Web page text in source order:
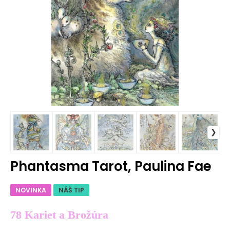
Phantasma Tarot, Paulina Fae
NOVINKA NÁŠ TIP
78 Kariet a Brožúra